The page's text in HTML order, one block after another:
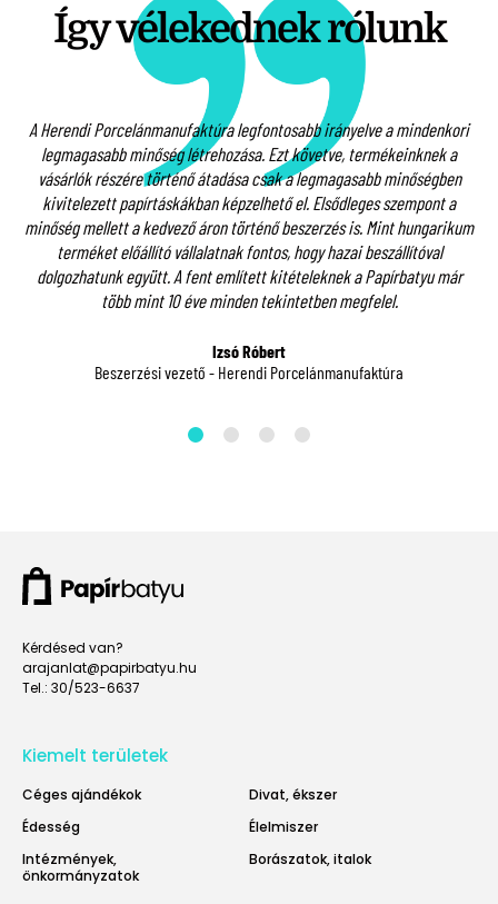
Így vélekednek rólunk
A Herendi Porcelánmanufaktúra legfontosabb irányelve a mindenkori
legmagasabb minőség létrehozása. Ezt követve, termékeinknek a
vásárlók részére történő átadása csak a legmagasabb minőségben
kivitelezett papírtáskákban képzelhető el. Elsődleges szempont a
minőség mellett a kedvező áron történő beszerzés is. Mint hungarikum
terméket előállító vállalatnak fontos, hogy hazai beszállítóval
dolgozhatunk együtt. A fent említett kitételeknek a Papírbatyu már
több mint 10 éve minden tekintetben megfelel.
Izsó Róbert
Beszerzési vezető - Herendi Porcelánmanufaktúra
Kérdésed van?
arajanlat@papirbatyu.hu
Tel.: 30/523-6637
Kiemelt területek
Céges ajándékok
Divat, ékszer
Édesség
Élelmiszer
Intézmények,
önkormányzatok
Borászatok, italok